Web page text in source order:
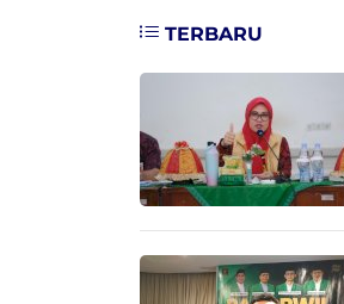
TERBARU